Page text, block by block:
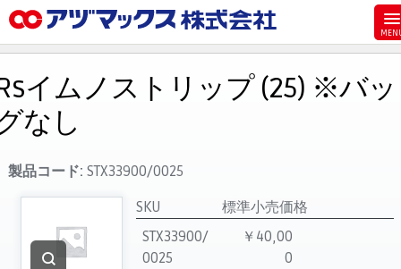
お気に入り
お買い物カゴ
ご注文
マイページ
主要取扱ブランド
代理店一覧
イムノストリップ (25) ※バッ
なし
製品コード: STX33900/0025
SKU
標準小売価格
STX33900/
0025
￥40,00
0